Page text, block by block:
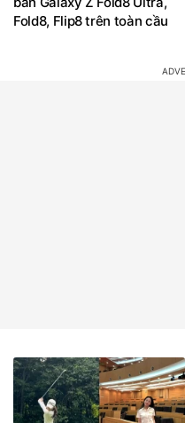
Fold8, Flip8 trên toàn cầu